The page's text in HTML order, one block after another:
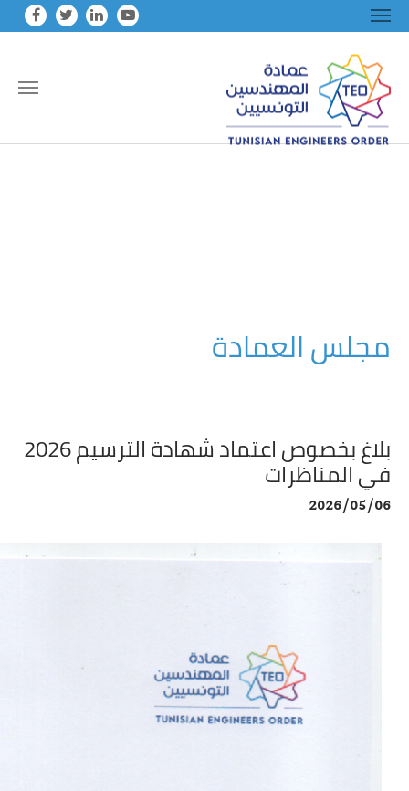
مجلس العمادة
بلاغ بخصوص اعتماد شهادة الترسيم 2026
في المناظرات
2026/05/06